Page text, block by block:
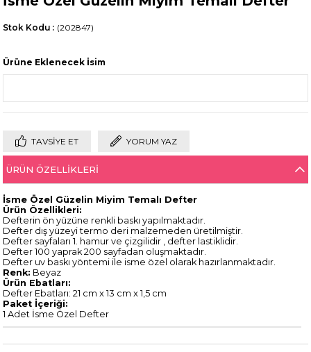
(202847)
Stok Kodu
Ürüne Eklenecek İsim
TAVSIYE ET YORUM YAZ
ÜRÜN ÖZELLIKLERI
İsme Özel Güzelin Miyim Temalı Defter
Ürün Özellikleri:
Defterin ön yüzüne renkli baskı yapılmaktadır.
Defter dış yüzeyi termo deri malzemeden üretilmiştir.
Defter sayfaları 1. hamur ve çizgilidir , defter lastiklidir.
Defter 100 yaprak 200 sayfadan oluşmaktadır.
Defter uv baskı yöntemi ile isme özel olarak hazırlanmaktadır.
Renk: Beyaz
Ürün Ebatları:
Defter Ebatları: 21 cm x 13 cm x 1,5 cm
Paket İçeriği:
1 Adet İsme Özel Defter